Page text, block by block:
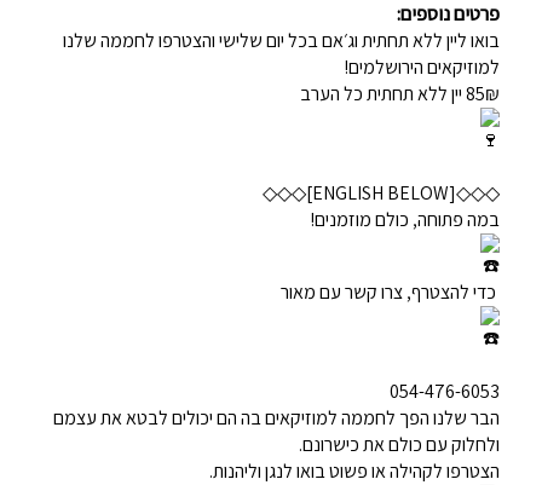
פרטים נוספים:
בואו ליין ללא תחתית וג׳אם בכל יום שלישי והצטרפו לחממה שלנו
למוזיקאים הירושלמים!
85₪ יין ללא תחתית כל הערב
◇◇◇[ENGLISH BELOW]◇◇◇
במה פתוחה, כולם מוזמנים!
כדי להצטרף, צרו קשר עם מאור
054-476-6053
הבר שלנו הפך לחממה למוזיקאים בה הם יכולים לבטא את עצמם
ולחלוק עם כולם את כישרונם.
הצטרפו לקהילה או פשוט בואו לנגן וליהנות.